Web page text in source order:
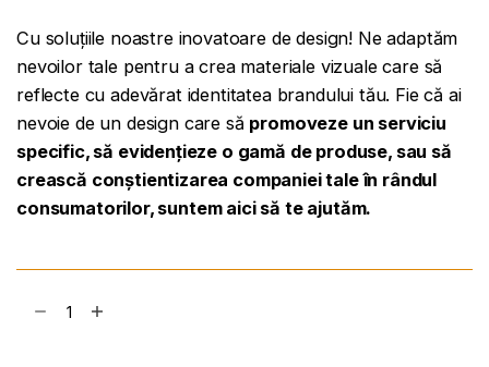
Cu soluțiile noastre inovatoare de design! Ne adaptăm
nevoilor tale pentru a crea materiale vizuale care să
reflecte cu adevărat identitatea brandului tău. Fie că ai
nevoie de un design care să promoveze un serviciu
specific, să evidențieze o gamă de produse, sau să
crească conștientizarea companiei tale în rândul
consumatorilor, suntem aici să te ajutăm.